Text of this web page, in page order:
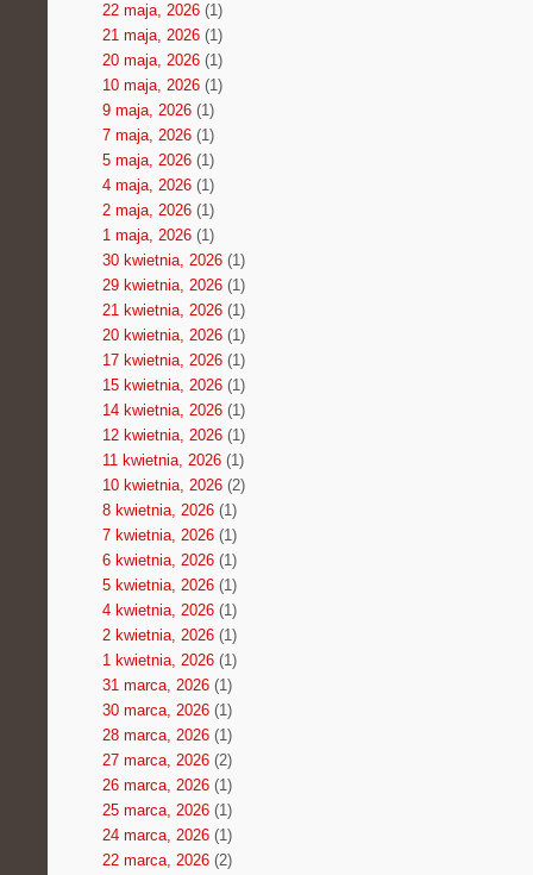
22 maja, 2026(1)
21 maja, 2026(1)
20 maja, 2026(1)
10 maja, 2026(1)
9 maja, 2026(1)
7 maja, 2026(1)
5 maja, 2026(1)
4 maja, 2026(1)
2 maja, 2026(1)
1 maja, 2026(1)
30 kwietnia, 2026(1)
29 kwietnia, 2026(1)
21 kwietnia, 2026(1)
20 kwietnia, 2026(1)
17 kwietnia, 2026(1)
15 kwietnia, 2026(1)
14 kwietnia, 2026(1)
12 kwietnia, 2026(1)
11 kwietnia, 2026(1)
10 kwietnia, 2026(2)
8 kwietnia, 2026(1)
7 kwietnia, 2026(1)
6 kwietnia, 2026(1)
5 kwietnia, 2026(1)
4 kwietnia, 2026(1)
2 kwietnia, 2026(1)
1 kwietnia, 2026(1)
31 marca, 2026(1)
30 marca, 2026(1)
28 marca, 2026(1)
27 marca, 2026(2)
26 marca, 2026(1)
25 marca, 2026(1)
24 marca, 2026(1)
22 marca, 2026(2)